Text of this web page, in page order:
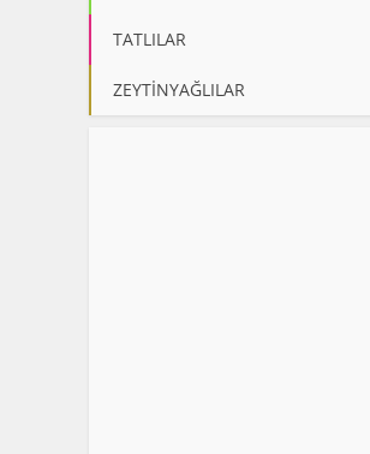
TATLILAR
ZEYTİNYAĞLILAR